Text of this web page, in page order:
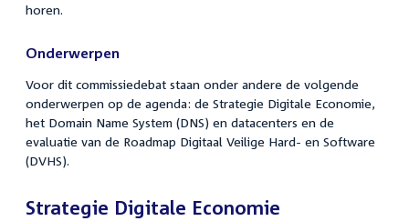
horen.
Onderwerpen
Voor dit commissiedebat staan onder andere de volgende
onderwerpen op de agenda: de Strategie Digitale Economie,
het Domain Name System (DNS) en datacenters en de
evaluatie van de Roadmap Digitaal Veilige Hard- en Software
(DVHS).
Strategie Digitale Economie